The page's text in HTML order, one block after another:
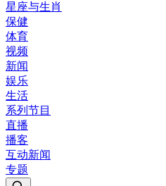
星座与生肖
保健
体育
视频
新闻
娱乐
生活
系列节目
直播
播客
互动新闻
专题